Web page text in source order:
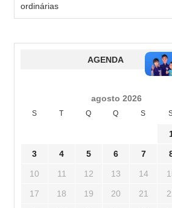
ordinárias
AGENDA
agosto 2026
S T Q Q S
3 4 5 6 7
10 11 12 13 14
17 18 19 20 21